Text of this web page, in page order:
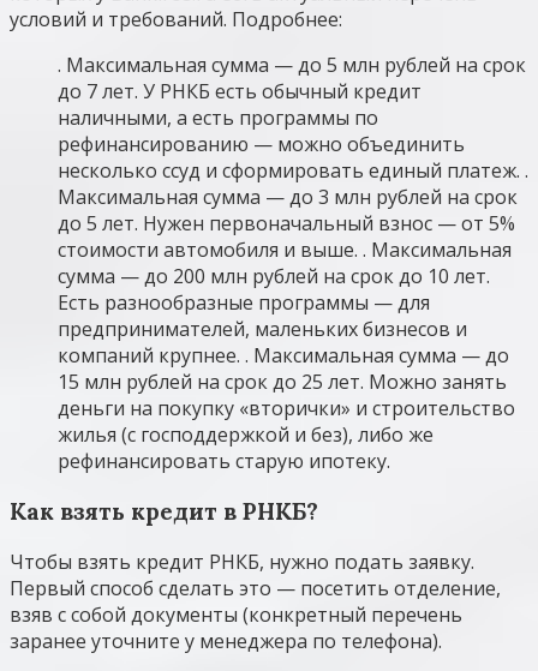
условий и требований. Подробнее:
. Максимальная сумма — до 5 млн рублей на срок
до 7 лет. У РНКБ есть обычный кредит
наличными, а есть программы по
рефинансированию — можно объединить
несколько ссуд и сформировать единый платеж. .
Максимальная сумма — до 3 млн рублей на срок
до 5 лет. Нужен первоначальный взнос — от 5%
стоимости автомобиля и выше. . Максимальная
сумма — до 200 млн рублей на срок до 10 лет.
Есть разнообразные программы — для
предпринимателей, маленьких бизнесов и
компаний крупнее. . Максимальная сумма — до
15 млн рублей на срок до 25 лет. Можно занять
деньги на покупку «вторички» и строительство
жилья (с господдержкой и без), либо же
рефинансировать старую ипотеку.
Как взять кредит в РНКБ?
Чтобы взять кредит РНКБ, нужно подать заявку.
Первый способ сделать это — посетить отделение,
взяв с собой документы (конкретный перечень
заранее уточните у менеджера по телефона).